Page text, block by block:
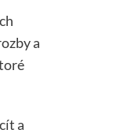
a
a